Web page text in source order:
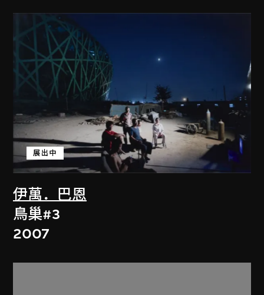
伊萬．巴恩
展出中
鳥巢#3
2007